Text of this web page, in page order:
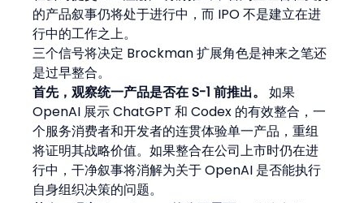
的产品叙事仍将处于进行中，而 IPO 不是建立在进
行中的工作之上。
三个信号将决定 Brockman 扩展角色是神来之笔还
是过早整合。
首先，观察统一产品是否在 S-1 前推出。
如果
OpenAI 展示 ChatGPT 和 Codex 的有效整合，一
个服务消费者和开发者的连贯体验单一产品，重组
将证明其战略价值。如果整合在公司上市时仍在进
行中，干净叙事将消解为关于 OpenAI 是否能执行
自身组织决策的问题。